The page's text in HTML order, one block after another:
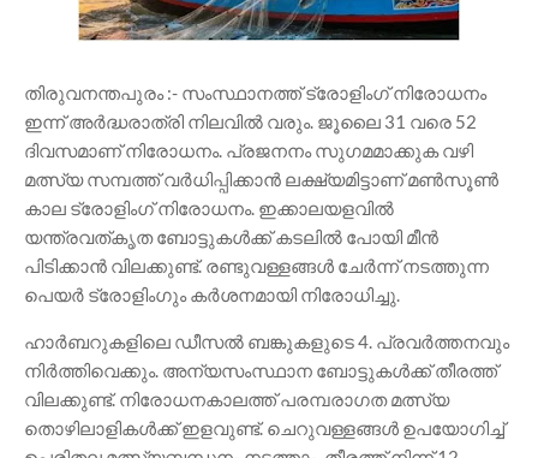
തിരുവനന്തപുരം :- സംസ്ഥാനത്ത് ട്രോളിംഗ് നിരോധനം
ഇന്ന് അർദ്ധരാത്രി നിലവിൽ വരും. ജൂലൈ 31 വരെ 52
ദിവസമാണ് നിരോധനം. പ്രജനനം സുഗമമാക്കുക വഴി
മത്സ്യ സമ്പത്ത് വർധിപ്പിക്കാൻ ലക്ഷ്യമിട്ടാണ് മൺസൂൺ
കാല ട്രോളിംഗ് നിരോധനം. ഇക്കാലയളവിൽ
യന്ത്രവത്കൃത ബോട്ടുകൾക്ക് കടലിൽ പോയി മീൻ
പിടിക്കാൻ വിലക്കുണ്ട്. രണ്ടുവള്ളങ്ങൾ ചേർന്ന് നടത്തുന്ന
പെയർ ട്രോളിംഗും കർശനമായി നിരോധിച്ചു.
ഹാർബറുകളിലെ ഡീസൽ ബങ്കുകളുടെ 4. പ്രവർത്തനവും
നിർത്തിവെക്കും. അന്യസംസ്ഥാന ബോട്ടുകൾക്ക് തീരത്ത്
വിലക്കുണ്ട്. നിരോധനകാലത്ത് പരമ്പരാഗത മത്സ്യ
തൊഴിലാളികൾക്ക് ഇളവുണ്ട്. ചെറുവള്ളങ്ങൾ ഉപയോഗിച്ച്